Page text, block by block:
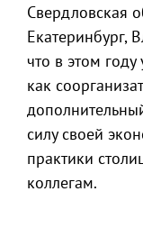
Свердловская
Екатеринбург,
что в этом году
как
силу своей
практики
коллегам.